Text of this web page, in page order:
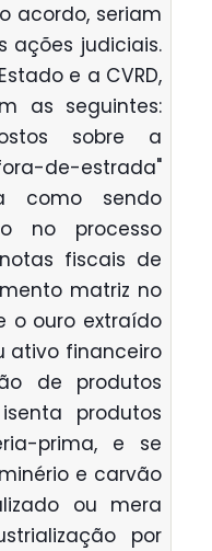
acordo, seriam
ações judiciais.
e a CVRD,
as seguintes:
sobre a
de-estrada"
como sendo
no processo
fiscais de
matriz no
o ouro extraído
ativo financeiro
de produtos
produtos
prima, e se
e carvão
ou mera
por